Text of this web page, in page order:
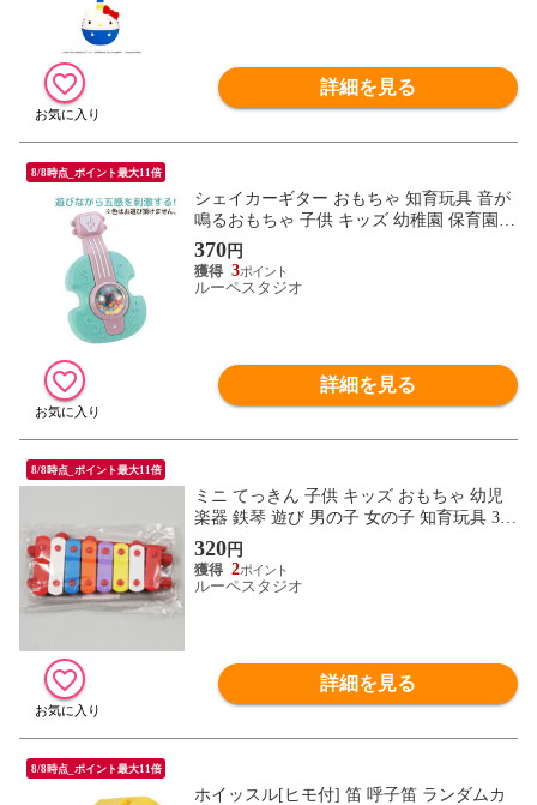
詳細を見る
8/8時点_ポイント最大11倍
シェイカーギター おもちゃ 知育玩具 音が
鳴るおもちゃ 子供 キッズ 幼稚園 保育園
室内 遊び 景品 かわいい シャカシャカ ア
ーテック
370円
3
ルーペスタジオ
詳細を見る
8/8時点_ポイント最大11倍
ミニ てっきん 子供 キッズ おもちゃ 幼児
楽器 鉄琴 遊び 男の子 女の子 知育玩具 3歳
4歳 5歳 室内
320円
2
ルーペスタジオ
詳細を見る
8/8時点_ポイント最大11倍
ホイッスル[ヒモ付] 笛 呼子笛 ランダムカ